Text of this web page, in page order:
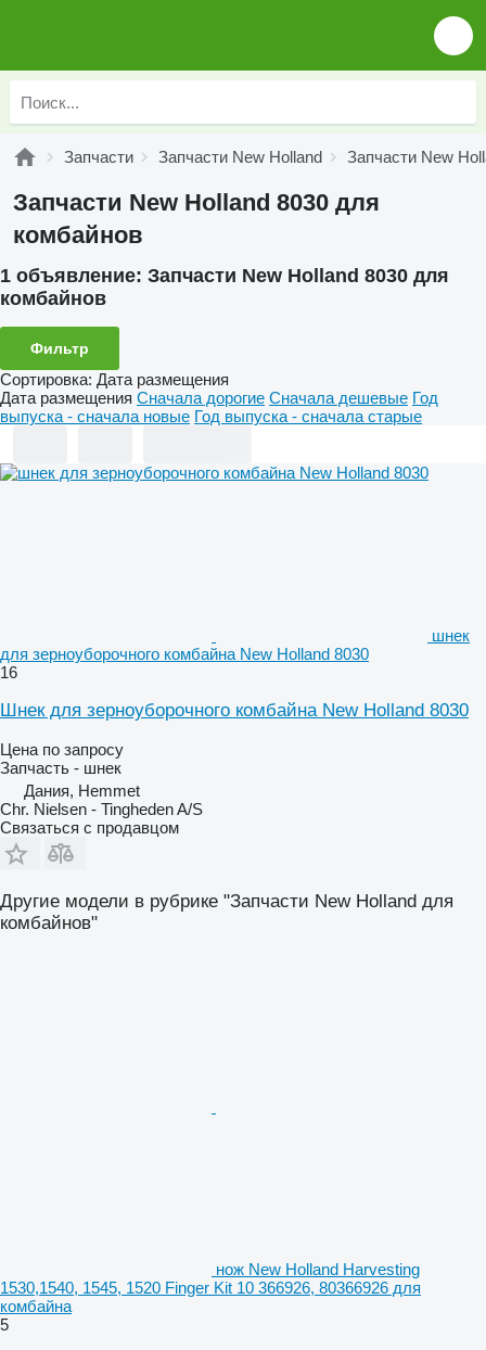
Запчасти Запчасти New Holland Запчасти New
Запчасти New Holland 8030 для
комбайнов
1 объявление: Запчасти New Holland 8030 для
комбайнов
Фильтр
Сортировка: Дата размещения
Дата размещения Сначала дорогие Сначала дешевые Год
выпуска - сначала новые Год выпуска - сначала старые
шнек
для зерноуборочного комбайна New Holland 8030
16
Шнек для зерноуборочного комбайна New Holland 8030
Цена по запросу
Запчасть - шнек
Дания, Hemmet
Chr. Nielsen - Tingheden A/S
Связаться с продавцом
Другие модели в рубрике "Запчасти New Holland для
комбайнов"
нож New Holland Harvesting
1530,1540, 1545, 1520 Finger Kit 10 366926, 80366926 для
комбайна
5